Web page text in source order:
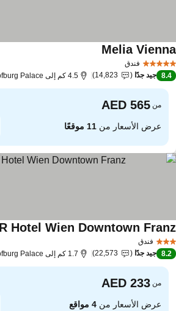
فندق
Meliaمشاهدة الأسعار
8.4 جيد جدًا 14,823 4.5 كم إلى Hofburg Palace
من
عرض الأسعار من11 موقعًا
فندق
Hotel Wien Downtown
8.2 جيد جدًا 22,573 1.7 كم إلى Hofburg Palace
من
عرض الأسعار من4 مواقع